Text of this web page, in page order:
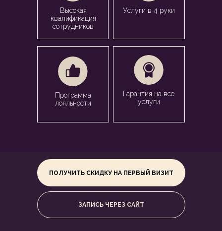
Высокая
квалификация
сотрудников
Услуги в 4 руки
Гарантия на все
услуги
Программа
лояльности
ПОЛУЧИТЬ СКИДКУ НА ПЕРВЫЙ ВИЗИТ
ЗАПИСЬ ЧЕРЕЗ САЙТ